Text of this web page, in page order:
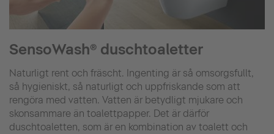
SensoWash® duschtoaletter
Naturligt rent och fräscht. Ingenting är så omsorgsfullt,
så hygieniskt, så naturligt och uppfriskande som att
rengöra med vatten. Vatten är betydligt mjukare och
skonsammare än toalettpapper. Det är därför
duschtoaletten, som är en kombination av toalett och